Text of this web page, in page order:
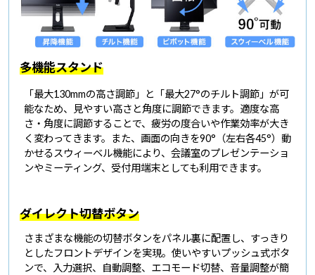
多機能スタンド
「最大130mmの高さ調節」と「最大27°のチルト調節」が可
能なため、見やすい高さと角度に調節できます。適度な高
さ・角度に調節することで、疲労の度合いや作業効率が大き
く変わってきます。また、画面の向きを90°（左右各45°）動
かせるスウィーベル機能により、会議室のプレゼンテーショ
ンやミーティング、受付用端末としても利用できます。
ダイレクト切替ボタン
さまざまな機能の切替ボタンをパネル裏に配置し、すっきり
としたフロントデザインを実現。使いやすいプッシュ式ボタ
ンで、入力選択、自動調整、エコモード切替、音量調整が簡